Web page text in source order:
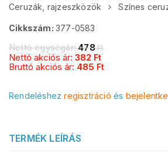
Ceruzák, rajzeszközök
Színes
Cikkszám: 377-0583
Nettó egységár:478Ft
Nettó akciós ár: 382 Ft
Bruttó akciós ár: 485 Ft
Rendeléshezregisztráció és
TERMÉK LEÍRÁS